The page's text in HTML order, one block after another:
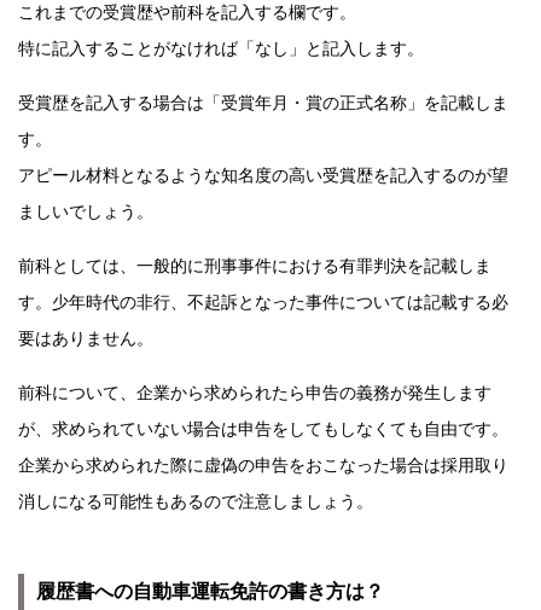
これまでの受賞歴や前科を記入する欄です。
特に記入することがなければ「なし」と記入します。
受賞歴を記入する場合は「受賞年月・賞の正式名称」を記載しま
す。
アピール材料となるような知名度の高い受賞歴を記入するのが望
ましいでしょう。
前科としては、一般的に刑事事件における有罪判決を記載しま
す。少年時代の非行、不起訴となった事件については記載する必
要はありません。
前科について、企業から求められたら申告の義務が発生します
が、求められていない場合は申告をしてもしなくても自由です。
企業から求められた際に虚偽の申告をおこなった場合は採用取り
消しになる可能性もあるので注意しましょう。
履歴書への自動車運転免許の書き方は？